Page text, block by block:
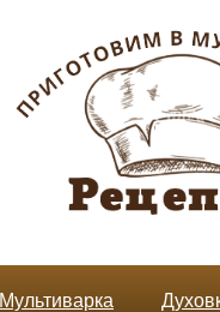
Мультиварка